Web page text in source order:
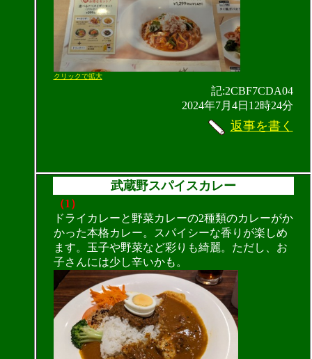
クリックで拡大
記:2CBF7CDA04
2024年7月4日12時24分
返事を書く
武蔵野スパイスカレー
（1）
ドライカレーと野菜カレーの2種類のカレーがか
かった本格カレー。スパイシーな香りが楽しめ
ます。玉子や野菜など彩りも綺麗。ただし、お
子さんには少し辛いかも。